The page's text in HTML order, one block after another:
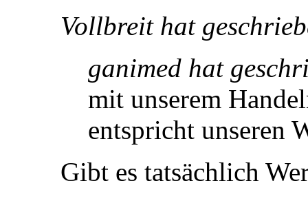
Vollbreit hat
ganimed hat
mit unserem
entspricht unseren
Gibt es tatsächlich